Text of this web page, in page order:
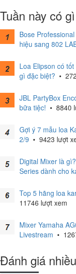
Tuần này có
Bose
hiệu sang 802
Loa Elipson có
gì đặc biệt? •
JBL PartyBox
bữa tiệc! • 8840
Gợi ý 7 mẫu loa
2/9 • 9423 lượt
Digital Mixer là
Series dành cho
Top 5 hãng loa
11746 lượt xem
Mixer Yamaha
Livestream •
Đánh giá